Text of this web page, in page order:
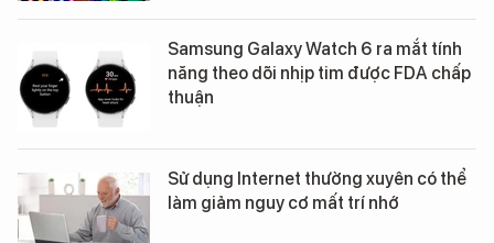
Samsung Galaxy Watch 6 ra mắt tính
năng theo dõi nhịp tim được FDA chấp
thuận
Sử dụng Internet thường xuyên có thể
làm giảm nguy cơ mất trí nhớ